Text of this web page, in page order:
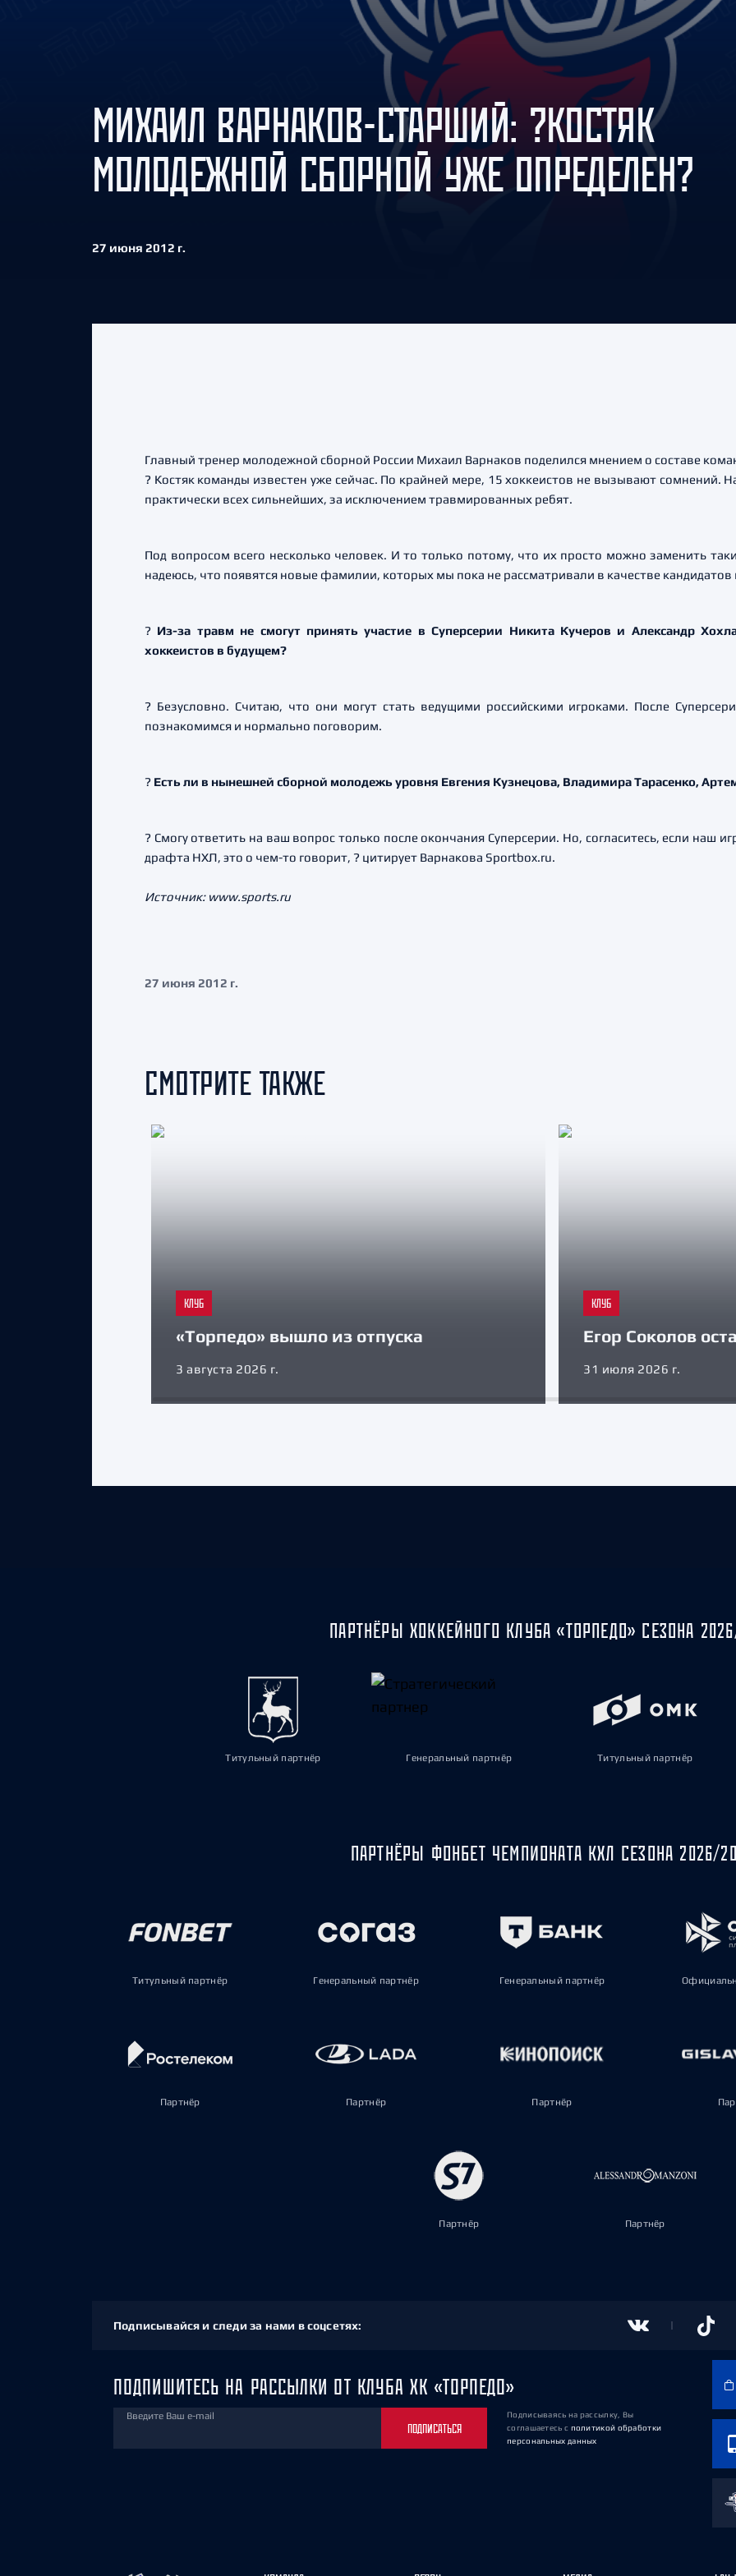
Амур
Барыс
Салават Юлаев
Сибирь
МИХАИЛ ВАРНАКОВ-СТАРШИЙ: ?КОСТЯК
МОЛОДЕЖНОЙ СБОРНОЙ УЖЕ ОПРЕДЕЛЕН?
27 июня 2012 г.
Главный тренер молодежной сборной России Михаил Варнаков поделился мнением о составе
? Костяк команды известен уже сейчас. По крайней мере, 15 хоккеистов не вызывают сомнений.
практически всех сильнейших, за исключением травмированных ребят.
Под вопросом всего несколько человек. И то только потому, что их просто можно заменить
надеюсь, что появятся новые фамилии, которых мы пока не рассматривали в качестве кандидатов
? Из-за травм не смогут принять участие в Суперсерии Никита Кучеров и Александр
хоккеистов в будущем?
? Безусловно. Считаю, что они могут стать ведущими российскими игроками. После
познакомимся и нормально поговорим.
? Есть ли в нынешней сборной молодежь уровня Евгения Кузнецова, Владимира Тарасенко,
? Смогу ответить на ваш вопрос только после окончания Суперсерии. Но, согласитесь, если наш
драфта НХЛ, это о чем-то говорит, ? цитирует Варнакова Sportbox.ru.
Источник: www.sports.ru
27 июня 2012 г.
СМОТРИТЕ ТАКЖЕ
КЛУБ
«Торпедо» вышло из отпуска
3 августа 2026 г.
КЛУБ
Егор Соколов
31 июля 2026 г.
ПАРТНЁРЫ ХОККЕЙНОГО КЛУБА «ТОРПЕДО» СЕЗОНА
Титульный партнёр Генеральный партнёр Титульный партнёр
ПАРТНЁРЫ ФОНБЕТ ЧЕМПИОНАТА КХЛ СЕЗОНА 2026/
Титульный партнёр Генеральный партнёр Генеральный партнёр
Партнёр Партнёр Партнёр
Партнёр Партнёр
Подписывайся и следи за нами в соцсетях:
ПОДПИШИТЕСЬ НА РАССЫЛКИ ОТ КЛУБА ХК «ТОРПЕДО»
Введите Ваш e-mail
ПОДПИСАТЬСЯ
Подписываясь на рассылку, Вы
соглашаетесь с политикой обработки
персональных данных